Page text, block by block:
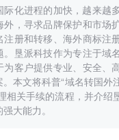
际化进程的加快，越来越
外，寻求品牌保护和市场
注册和转移、海外商标注
。垦派科技作为专注于域
为客户提供专业、安全、
本文将科普“域名转国外
相关手续的流程，并介绍
大能力。